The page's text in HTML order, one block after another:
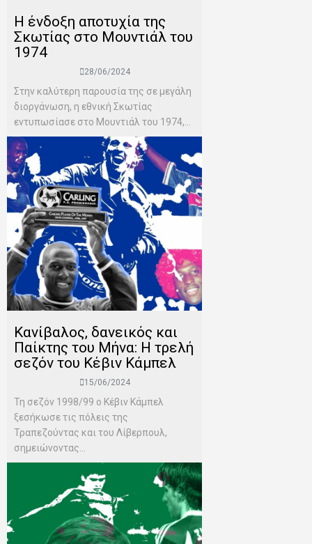
Η ένδοξη αποτυχία της
Σκωτίας στο Μουντιάλ του
1974
28/06/2024
Στην καλύτερη παρουσία της σε μεγάλη
διοργάνωση, η εθνική Σκωτίας
εντυπωσίασε στο Μουντιάλ του 1974,...
Κανίβαλος, δανεικός και
Παίκτης του Μήνα: Η τρελή
σεζόν του Κέβιν Κάμπελ
15/06/2024
Τη σεζόν 1998/99 ο Κέβιν Κάμπελ
ξεσήκωσε τις πόλεις της
Τραπεζούντας και του Λίβερπουλ,
σημειώνοντας...